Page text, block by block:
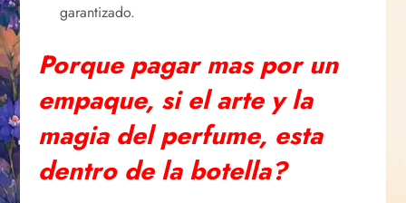
garantizado.
Porque pagar mas por un
empaque, si el arte y la
magia del perfume, esta
dentro de la botella?